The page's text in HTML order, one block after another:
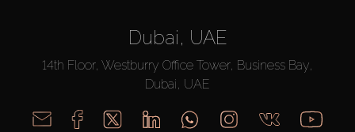
Dubai, UAE
14th Floor, Westburry Office Tower, Business Bay,
Dubai, UAE